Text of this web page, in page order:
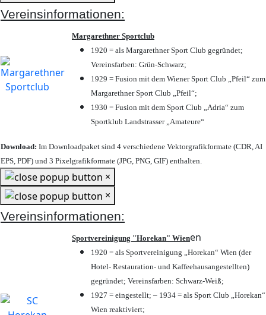
Vereinsinformationen:
Margarethner Sportclub
1920 = als Margarethner Sport Club gegründet;
Vereinsfarben: Grün-Schwarz;
1929 = Fusion mit dem Wiener Sport Club „Pfeil“ zum
Margarethner Sport Club „Pfeil“;
1930 = Fusion mit dem Sport Club „Adria“ zum
Sportklub Landstrasser „Amateure“
Download: Im Downloadpaket sind 4 verschiedene Vektorgrafikformate (CDR, AI
EPS, PDF) und 3 Pixelgrafikformate (JPG, PNG, GIF) enthalten.
×
×
Vereinsinformationen:
Sportvereinigung "Horekan" Wienen
1920 = als Sportvereinigung „Horekan“ Wien (der
Hotel- Restauration- und Kaffeehausangestellten)
gegründet; Vereinsfarben: Schwarz-Weiß;
1927 = eingestellt; – 1934 = als Sport Club „Horekan“
Wien reaktiviert;